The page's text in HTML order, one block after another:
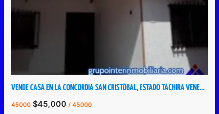
VENDE CASA EN LA CONCORDIA SAN CRISTÓBAL, ESTADO TÁCHIRA VENEZUELA
45000 $45,000 / 45000